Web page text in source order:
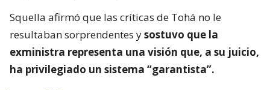
Squella afirmó que las críticas de Tohá no le
resultaban sorprendentes ysostuvo que la
exministra representa una visión que, a su juicio,
ha privilegiado un sistema “garantista”.